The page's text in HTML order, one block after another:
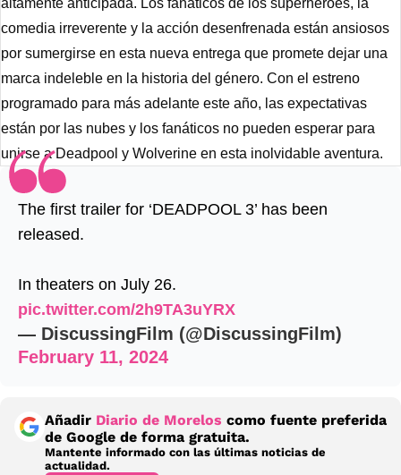
comedia irreverente y la acción desenfrenada están ansiosos
por sumergirse en esta nueva entrega que promete dejar una
marca indeleble en la historia del género. Con el estreno
programado para más adelante este año, las expectativas
están por las nubes y los fanáticos no pueden esperar para
unirse a Deadpool y Wolverine en esta inolvidable aventura.
The first trailer for ‘DEADPOOL 3’ has been
released.
In theaters on July 26.
pic.twitter.com/2h9TA3uYRX
— DiscussingFilm (@DiscussingFilm)
February 11, 2024
Añadir Diario de Morelos como fuente preferida
de Google de forma gratuita.
Mantente informado con las últimas noticias de
actualidad.